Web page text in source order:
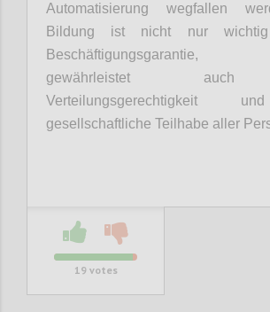
Automatisierung wegfallen
Bildung ist nicht nur
Beschäftigungsgarantie,
gewährleistet
Verteilungsgerechtigkeit
gesellschaftliche Teilhabe aller
19 votes